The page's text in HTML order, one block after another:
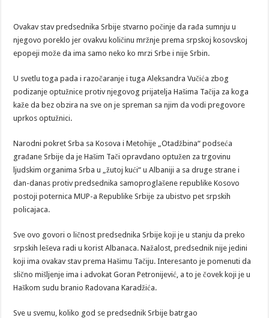
Ovakav stav predsednika Srbije stvarno počinje da rađa sumnju u
njegovo poreklo jer ovakvu količinu mržnje prema srpskoj kosovskoj
epopeji može da ima samo neko ko mrzi Srbe i nije Srbin.
U svetlu toga pada i razočaranje i tuga Aleksandra Vučića zbog
podizanje optužnice protiv njegovog prijatelja Hašima Tačija za koga
kaže da bez obzira na sve on je spreman sa njim da vodi pregovore
uprkos optužnici.
Narodni pokret Srba sa Kosova i Metohije „Otadžbina“ podseća
građane Srbije da je Hašim Tači opravdano optužen za trgovinu
ljudskim organima Srba u „žutoj kući“ u Albaniji a sa druge strane i
dan-danas protiv predsednika samoproglašene republike Kosovo
postoji poternica MUP-a Republike Srbije za ubistvo pet srpskih
policajaca.
Sve ovo govori o ličnost predsednika Srbije koji je u stanju da preko
srpskih leševa radi u korist Albanaca. Nažalost, predsednik nije jedini
koji ima ovakav stav prema Hašimu Tačiju. Interesanto je pomenuti da
slično mišljenje ima i advokat Goran Petronijević, a to je čovek koji je u
Haškom sudu branio Radovana Karadžića.
Sve u svemu, koliko god se predsednik Srbije batrgao